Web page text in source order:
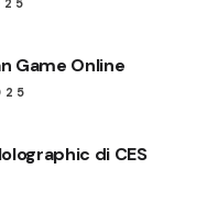
Game Online
di CES